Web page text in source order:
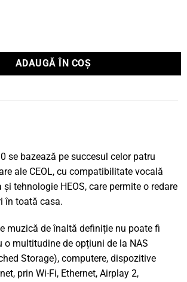
CD RCD-N10
ADAUGĂ ÎN COȘ
se bazează pe succesul celor patru
ale CEOL, cu compatibilitate vocală
tehnologie HEOS, care permite o redare
în toată casa.
muzică de înaltă definiție nu poate fi
o multitudine de opțiuni de la NAS
Storage), computere, dispozitive
prin Wi-Fi, Ethernet, Airplay 2,